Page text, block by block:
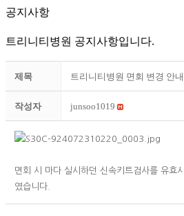
공지사항
트리니티병원 공지사항입니다.
제목 트리니티병원 면회 변경 안내
작성자 junsoo1019
면회 시 마다 실시하던 신속키트검사를 유효
였습니다.